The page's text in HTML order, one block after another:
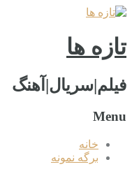
تازه ها
فیلم|سریال|آهنگ
Menu
خانه
برگه نمونه